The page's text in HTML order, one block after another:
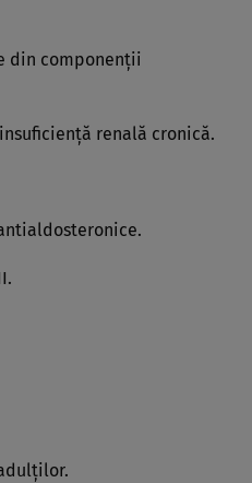
din componenţii
renală cronică.